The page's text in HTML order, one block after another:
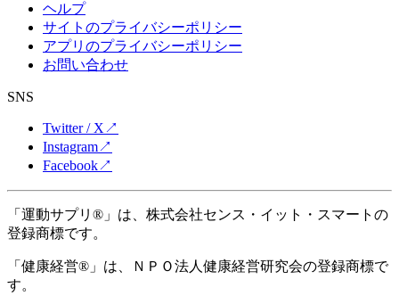
ヘルプ
サイトのプライバシーポリシー
アプリのプライバシーポリシー
お問い合わせ
SNS
Twitter / X ↗
Instagram↗
Facebook↗
「運動サプリ®」は、株式会社センス・イット・スマートの
登録商標です。
「健康経営®」は、ＮＰＯ法人健康経営研究会の登録商標で
す。